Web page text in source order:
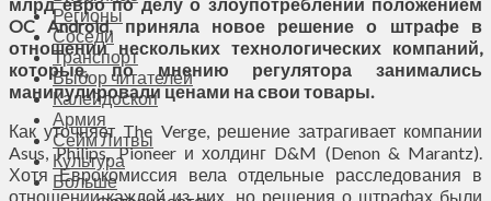
Регионы
Соседи
Транспорт
Выбор читателей
Калейдоскоп
Армия
Сейм Литвы
Культура
Больше
OC Android, приняла новое решение о штрафе в
отношении нескольких технологических компаний,
которые, по мнению регулятора занимались
манипулировали ценами на свои товары.
Как уточняет The Verge, решение затрагивает компании
Asus, Philips, Pioneer и холдинг D&M (Denon & Marantz).
Хотя Еврокомиссия вела отдельные расследования в
отношении каждой из них, но решения о штрафах были